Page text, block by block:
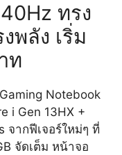
ทรง
พลัง เริ่ม
ท
Notebook
i Gen 13HX +
จากฟีเจอร์ใหม่ๆ ที่
จัดเต็ม หน้าจอ